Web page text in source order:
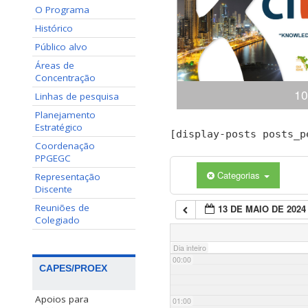
O Programa
Histórico
Público alvo
Áreas de
Concentração
Linhas de pesquisa
Planejamento
Estratégico
Coordenação
PPGEGC
Representação
Discente
Reuniões de
Colegiado
CAPES/PROEX
Apoios para
Congresso Internacional
(ciKi) A 10ª edição do
Conhecimento e
dias 19 e 20 de
Conhecimento,
[display-posts
Categorias
13 DE MAIO DE 2024
Dia inteiro
00:00
01:00